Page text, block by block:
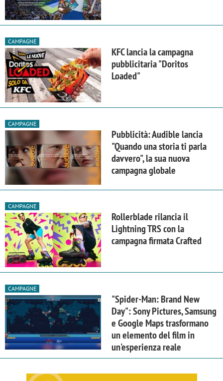
CAMPAGNE
KFC lancia la campagna
pubblicitaria "Doritos
Loaded"
CAMPAGNE
Pubblicità: Audible lancia
"Quando una storia ti parla
davvero", la sua nuova
campagna globale
CAMPAGNE
Rollerblade rilancia il
Lightning TRS con la
campagna firmata Crafted
CAMPAGNE
"Spider-Man: Brand New
Day": Sony Pictures, Samsung
e Google Maps trasformano
un elemento del film in
un'esperienza reale